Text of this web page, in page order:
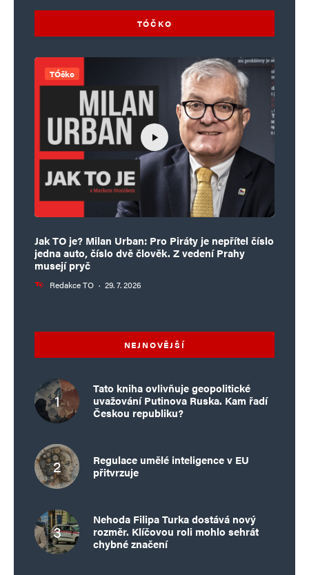
TÓČKO
TÓčko
Jak TO je? Milan Urban: Pro Piráty je nepřítel číslo
jedna auto, číslo dvě člověk. Z vedení Prahy
musejí pryč
Redakce TO · 29. 7. 2026
NEJNOVĚJŠÍ
Tato kniha ovlivňuje geopolitické
uvažování Putinova Ruska. Kam řadí
Českou republiku?
Regulace umělé inteligence v EU
přitvrzuje
Nehoda Filipa Turka dostává nový
rozměr. Klíčovou roli mohlo sehrát
chybné značení